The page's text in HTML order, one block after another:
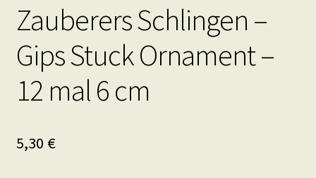
Zauberers Schlingen –
Gips Stuck Ornament –
12 mal 6 cm
5,30 €